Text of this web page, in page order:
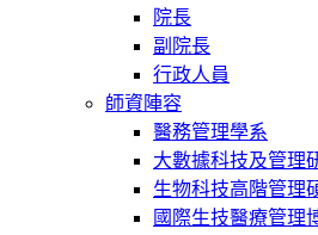
院長
副院長
行政人員
師資陣容
醫務管理學系
大數據科技及管理
生物科技高階管理
國際生技醫療管理